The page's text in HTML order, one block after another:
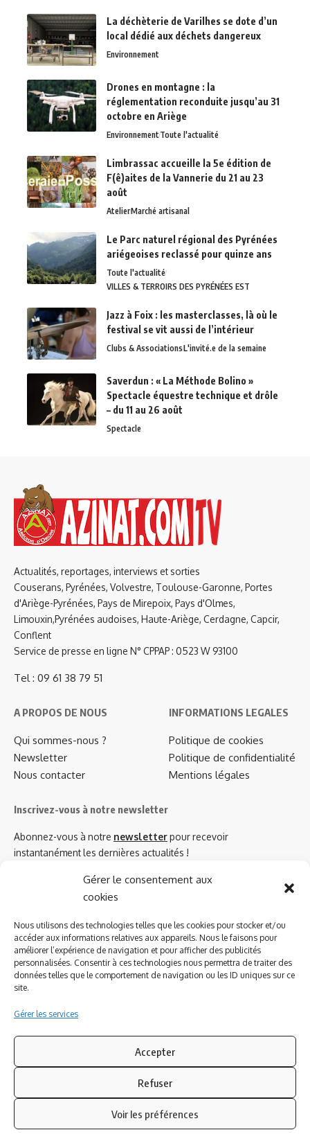
Gérer le consentement aux
cookies
Nous utilisons des technologies telles que les cookies pour stocker et/ou
accéder aux informations relatives aux appareils. Nous le faisons pour
améliorer l’expérience de navigation et pour afficher des publicités
personnalisées. Consentir à ces technologies nous permettra de traiter des
données telles que le comportement de navigation ou les ID uniques sur ce
site.
Gérer les services
Accepter
Refuser
Voir les préférences
La déchèterie de Varilhes se dote d’un
local dédié aux déchets dangereux
Environnement
Drones en montagne : la
réglementation reconduite jusqu’au 31
octobre en Ariège
EnvironnementToute l'actualité
Limbrassac accueille la 5e édition de
F(ê)aites de la Vannerie du 21 au 23
août
AtelierMarché artisanal
Le Parc naturel régional des Pyrénées
ariégeoises reclassé pour quinze ans
Toute l'actualité
VILLES & TERROIRS DES PYRÉNÉES EST
Jazz à Foix : les masterclasses, là où le
festival se vit aussi de l’intérieur
Clubs & AssociationsL'invité.e de la semaine
Saverdun : « La Méthode Bolino »
Spectacle équestre technique et drôle
– du 11 au 26 août
Spectacle
Actualités, reportages, interviews et sorties
Couserans, Pyrénées, Volvestre, Toulouse-Garonne, Portes
d'Ariège-Pyrénées, Pays de Mirepoix, Pays d'Olmes,
Limouxin,Pyrénées audoises, Haute-Ariège, Cerdagne, Capcir,
Conflent
Service de presse en ligne N° CPPAP : 0523 W 93100
Tel : 09 61 38 79 51
A PROPOS DE NOUS
Qui sommes-nous ?
Newsletter
Nous contacter
INFORMATIONS LEGALES
Politique de cookies
Politique de confidentialité
Mentions légales
Inscrivez-vous à notre newsletter
Abonnez-vous à notre newsletterpour recevoir
instantanément les dernières actualités !
Azinat.com TV soutient
Suivez-nous
© 2023 Azinat.com TV édité et géré par WOOMEET SAS, powered by